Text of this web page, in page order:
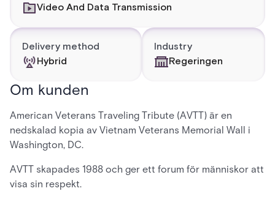
Video And Data Transmission
Delivery method
Hybrid
Industry
Regeringen
Om kunden
American Veterans Traveling Tribute (AVTT) är en
nedskalad kopia av Vietnam Veterans Memorial Wall i
Washington, DC.
AVTT skapades 1988 och ger ett forum för människor att
visa sin respekt.